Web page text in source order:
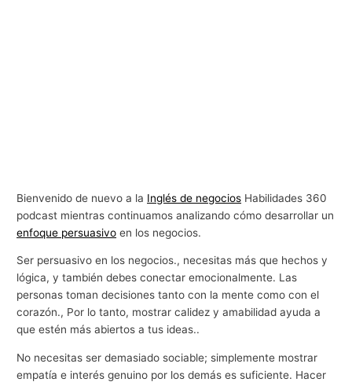
Bienvenido de nuevo a la Inglés de negocios Habilidades 360
podcast mientras continuamos analizando cómo desarrollar un
enfoque persuasivo en los negocios.
Ser persuasivo en los negocios., necesitas más que hechos y
lógica, y también debes conectar emocionalmente. Las
personas toman decisiones tanto con la mente como con el
corazón., Por lo tanto, mostrar calidez y amabilidad ayuda a
que estén más abiertos a tus ideas..
No necesitas ser demasiado sociable; simplemente mostrar
empatía e interés genuino por los demás es suficiente. Hacer